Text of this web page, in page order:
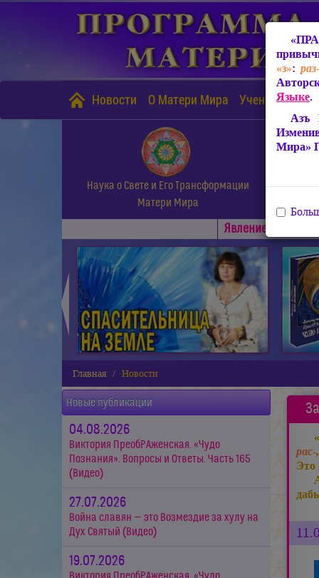
Новости О Матери Мира Учение
Наука о Свете и Его Трансформации
Матери Мира
Явлениe Матери
◄
Главная Новости
Новые публикации
04.08.2026
Виктория ПреобРАженская. «Чудо
Познания». Вопросы и Ответы. Часть 165
(Видео)
27.07.2026
Война славян — это Возмездие за хулу на
Дух Святый (Видео)
19.07.2026
рас-
Это
«з»:
Языке.
Азъ
Мира»